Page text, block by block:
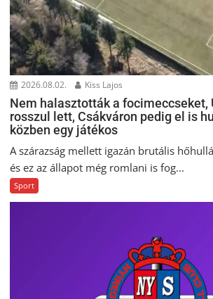
2026.08.02. Kiss Lajos
Nem halasztották a focimeccseket,
rosszul lett, Csákváron pedig el is
közben egy játékos
A szárazság mellett igazán brutális
és ez az állapot még romlani is fog...
Sport